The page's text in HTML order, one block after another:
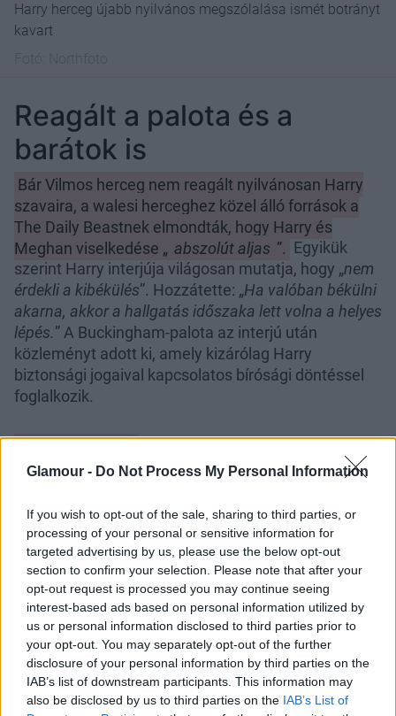
Glamour - Do Not Process My Personal Information
If you wish to opt-out of the sale, sharing to third parties, or
processing of your personal or sensitive information for
targeted advertising by us, please use the below opt-out
section to confirm your selection. Please note that after your
opt-out request is processed you may continue seeing
interest-based ads based on personal information utilized by
us or personal information disclosed to third parties prior to
your opt-out. You may separately opt-out of the further
disclosure of your personal information by third parties on the
IAB’s list of downstream participants. This information may
also be disclosed by us to third parties on the IAB’s List of
Harry herceg újabb nyilvános megszólalása ismét botrányt
kavart
Reagált a palota és a
barátok is
Bár Vilmos herceg nem reagált nyilvánosan Harry
szavaira, a walesi herceghez közel álló források a
The Daily Beastnek elmondták, hogy Harry és
Meghan viselkedése „ abszolút aljas ”. Egyikük
szerint Harry interjúja világosan mutatja, hogy „nem
érdekli a kibékülés”. Hozzátette: „Ha valóban békülni
akarna, akkor a hallgatás időszaka lett volna a helyes
lépés.” A Buckingham-palota az interjú után
közleményt adott ki, amely kizárólag Harry
biztonsági jogaival kapcsolatos bírósági döntéssel
foglalkozik.
Egyetlen szó miatt mélyülhetett